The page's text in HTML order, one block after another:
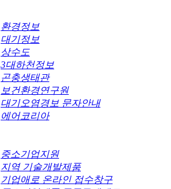
환경정보
대기정보
상수도
3대하천정보
곤충생태관
보건환경연구원
대기오염경보 문자안내
에어코리아
중소기업지원
지역 기술개발제품
기업애로 온라인 접수창구